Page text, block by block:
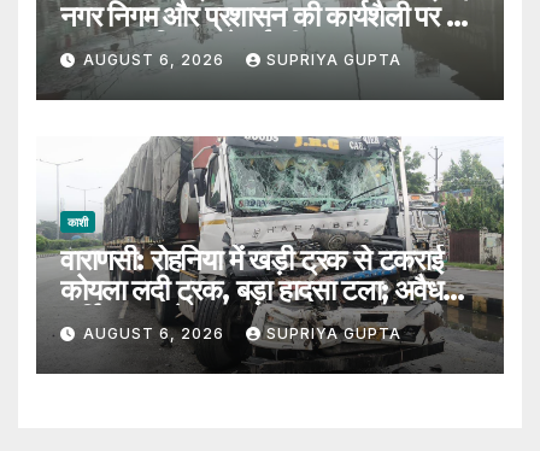
नगर निगम और प्रशासन की कार्यशैली पर उठे
सवाल, 7 दिन पहले हुई थी मरम्मत
AUGUST 6, 2026 SUPRIYA GUPTA
काशी
वाराणसी: रोहनिया में खड़ी ट्रक से टकराई
कोयला लदी ट्रक, बड़ा हादसा टला; अवैध
पार्किंग पर उठे सवाल
AUGUST 6, 2026 SUPRIYA GUPTA